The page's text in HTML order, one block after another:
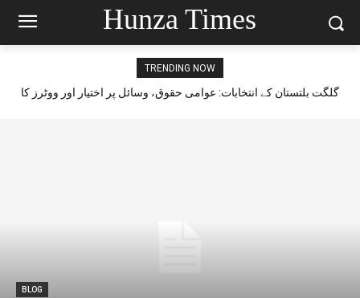
Hunza Times
TRENDING NOW
گلگت بلتستان کے انتخابات: عوامی حقوق، وسائل پر اختیار اور ووٹرز کا
BLOG